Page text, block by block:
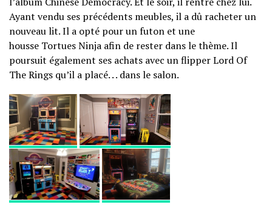
Ayant vendu ses précédents meubles, il a dû racheter un
nouveau lit. Il a opté pour un futon et une
housse Tortues Ninja afin de rester dans le thème. Il
poursuit également ses achats avec un flipper Lord Of
The Rings qu’il a placé. . . dans le salon.